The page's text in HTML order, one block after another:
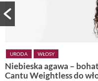
URODA WŁOSY
Niebieska agawa –
Cantu Weightless do